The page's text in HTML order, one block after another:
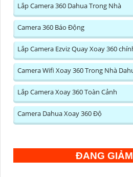
Lắp Camera 360 Dahua Trong Nhà
Camera 360 Báo Động
Lắp Camera Ezviz Quay Xoay 360
Camera Wifi Xoay 360 Trong Nhà
Lắp Camera Xoay 360 Toàn Cảnh
Camera Dahua Xoay 360 Độ
ĐANG